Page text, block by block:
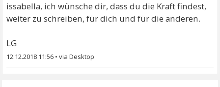
issabella, ich wünsche dir, dass du die Kraft findest,
weiter zu schreiben, für dich und für die anderen.
LG
12.12.2018 11:56 •